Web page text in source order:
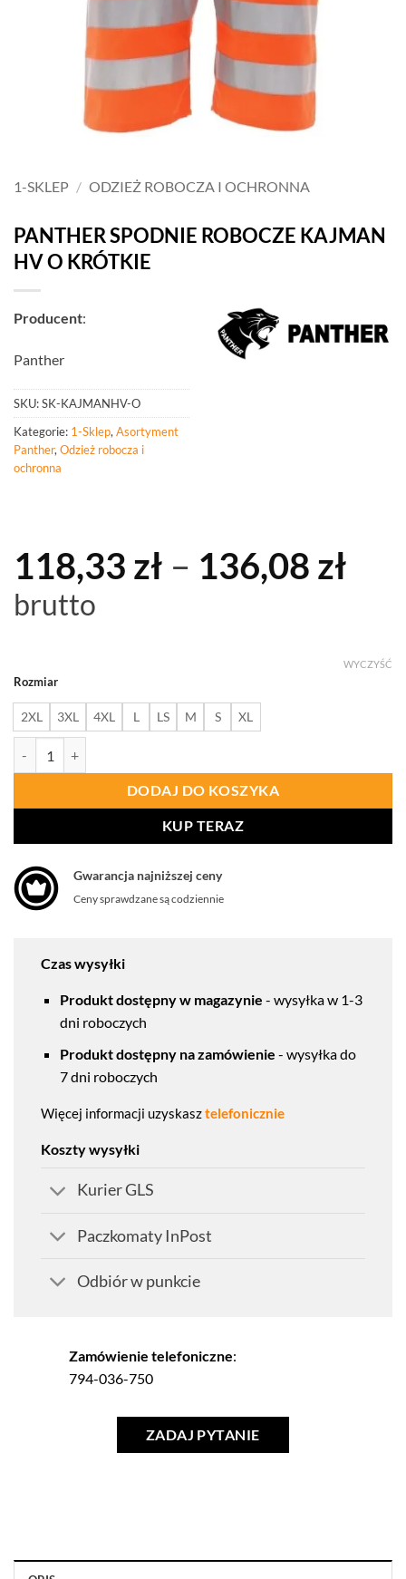
1-SKLEP / ODZIEŻ ROBOCZA I OCHRONNA
PANTHER SPODNIE ROBOCZE KAJMAN
HV O KRÓTKIE
Producent:
Panther
SKU:SK-KAJMANHV-O
Kategorie: 1-Sklep,Asortyment
Panther,Odzież robocza i
ochronna
118,33 zł – 136,08 zł
brutto
Rozmiar
2XL 3XL 4XL L LS M S XL
WYCZYŚĆ
DODAJ DO KOSZYKA
KUP TERAZ
Gwarancja najniższej ceny
Ceny sprawdzane są codziennie
Czas wysyłki
Produkt dostępny w magazynie - wysyłka w 1-3
dni roboczych
Produkt dostępny na zamówienie - wysyłka do
7 dni roboczych
Więcej informacji uzyskasztelefonicznie
Koszty wysyłki
Kurier GLS
Paczkomaty InPost
Odbiór w punkcie
Zamówienie telefoniczne:
794-036-750
ZADAJ PYTANIE